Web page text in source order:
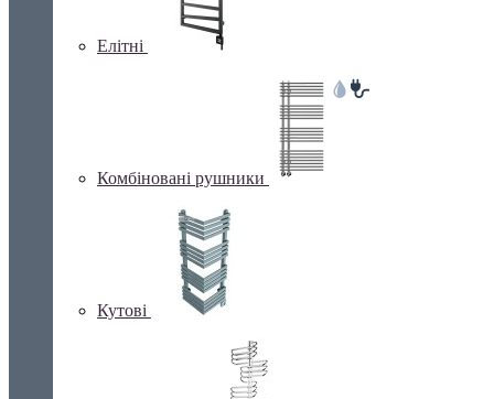
Елітні
Комбіновані рушники
Кутові